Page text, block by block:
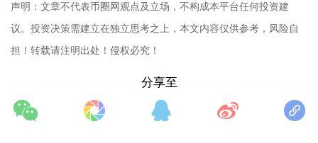
声明：文章不代表币圈网观点及立场，不构成本平台任何投资建
议。投资决策需建立在独立思考之上，本文内容仅供参考，风险自
担！转载请注明出处！侵权必究！
分享至